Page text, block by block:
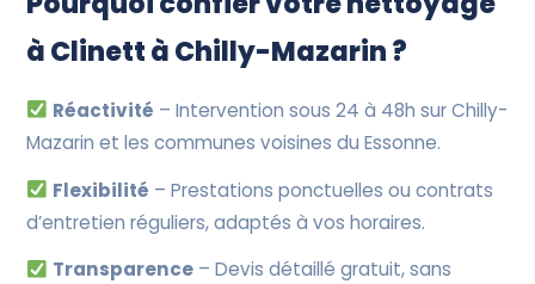
à Clinett à Chilly-Mazarin ?
Réactivité – Intervention sous 24 à 48h sur Chilly-
Mazarin et les communes voisines du Essonne.
Flexibilité – Prestations ponctuelles ou contrats
d’entretien réguliers, adaptés à vos horaires.
Transparence– Devis détaillé gratuit, sans